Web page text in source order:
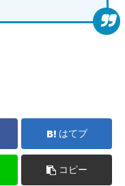
はてブ
コピー